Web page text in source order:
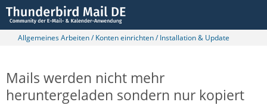
Allgemeines Arbeiten / Konten einrichten / Installation & Update
Mails werden nicht mehr
heruntergeladen sondern nur kopiert